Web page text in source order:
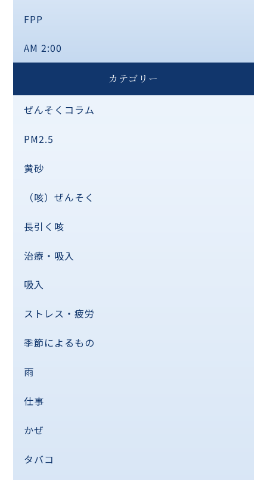
FPP
AM 2:00
カテゴリー
ぜんそくコラム
PM2.5
黄砂
（咳）ぜんそく
長引く咳
治療・吸入
吸入
ストレス・疲労
季節によるもの
雨
仕事
かぜ
タバコ